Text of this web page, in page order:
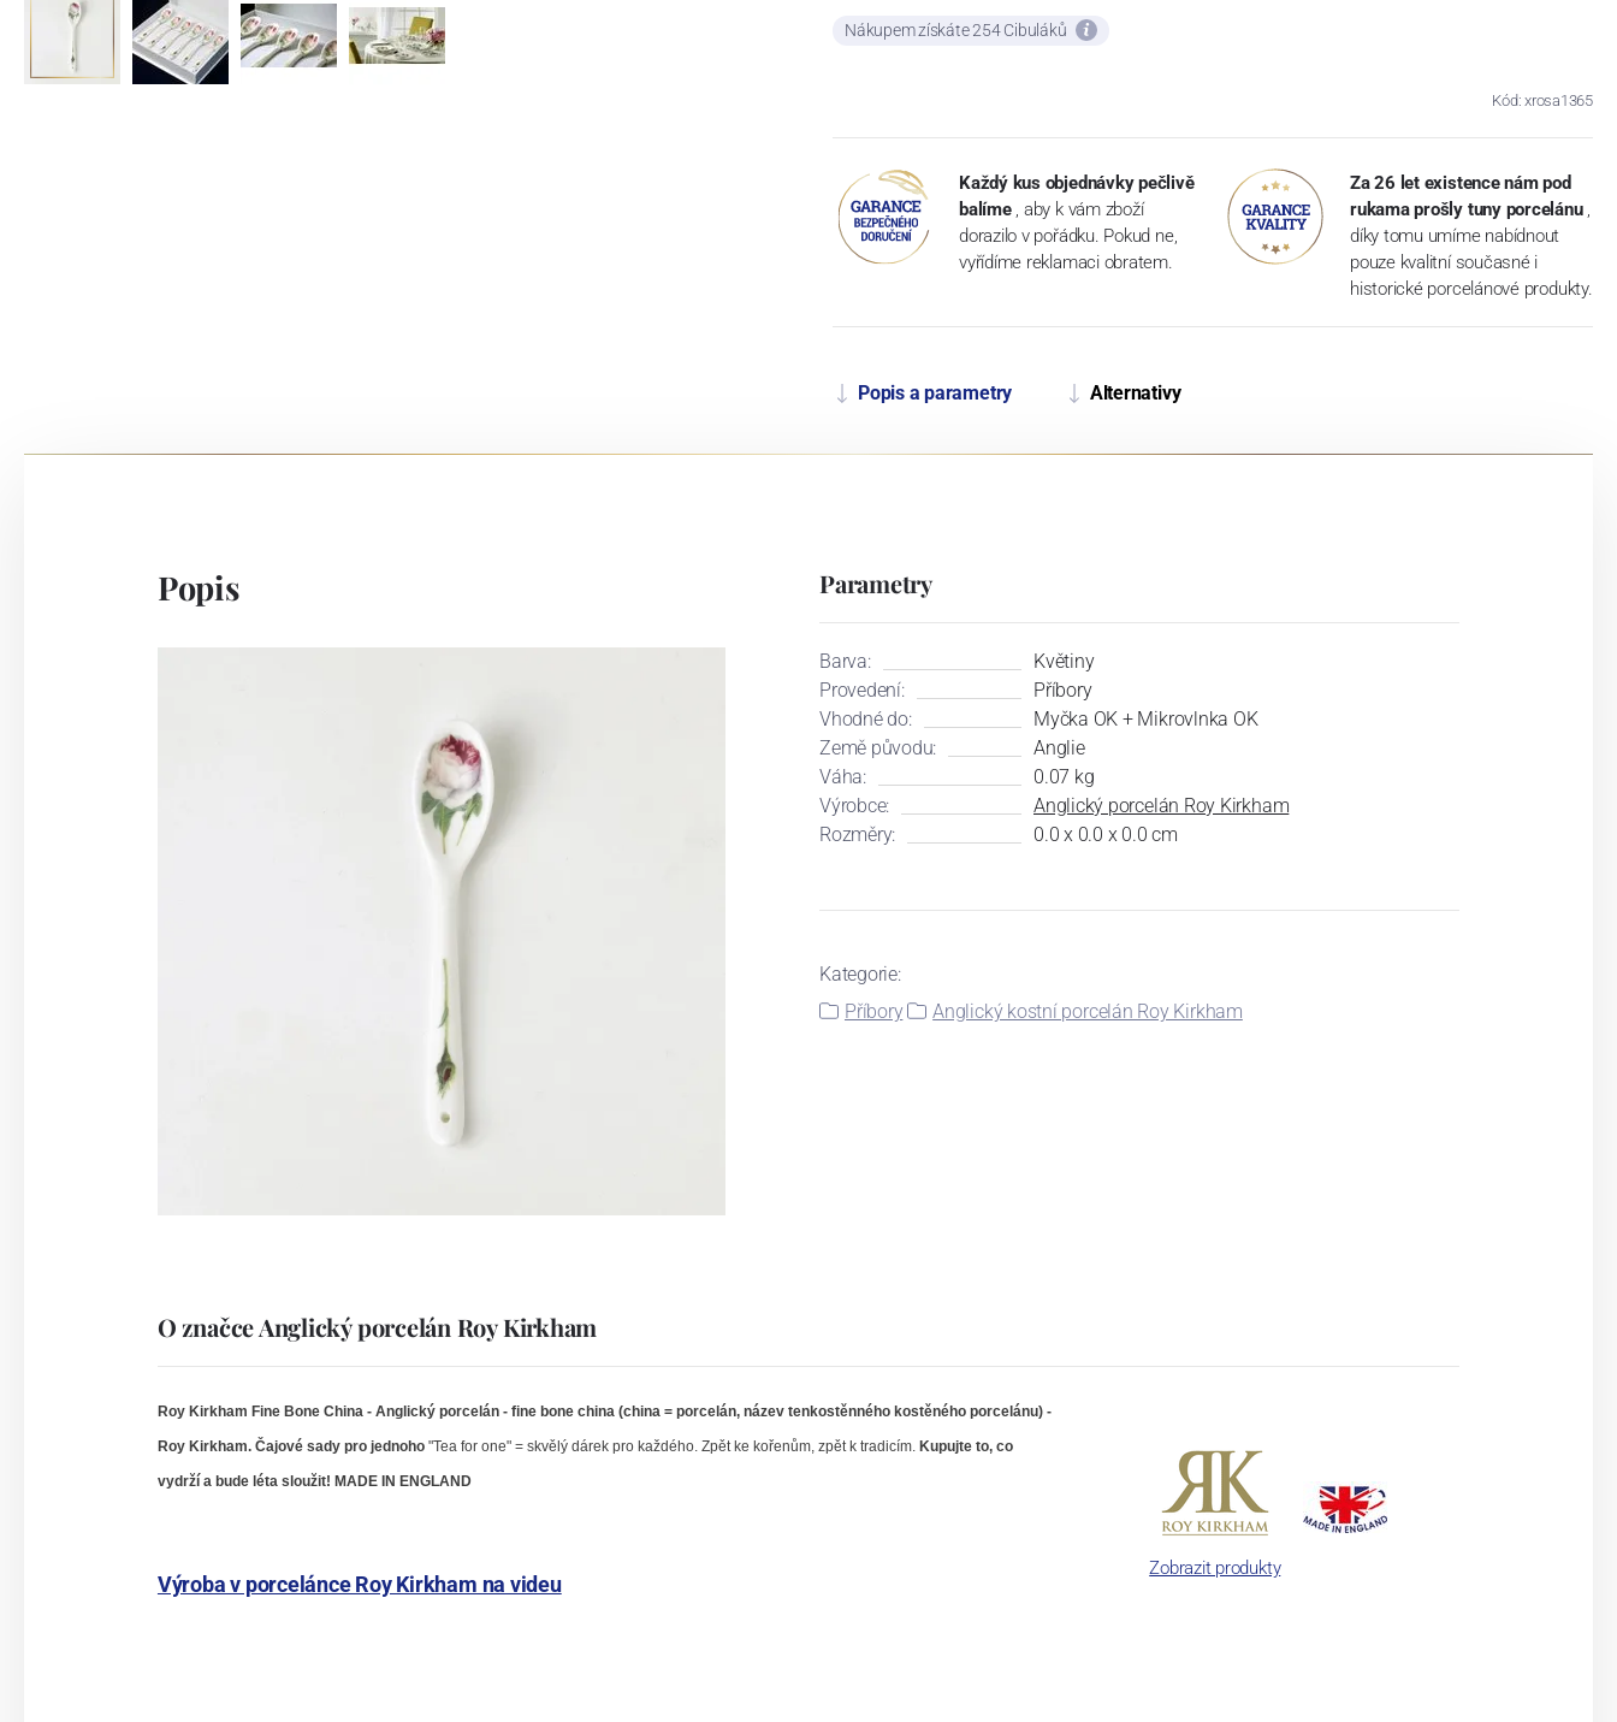
Nákupem získáte 254 Cibuláků
Kód: xrosa1365
Každý kus objednávky pečlivě
balíme , aby k vám zboží
dorazilo v pořádku. Pokud ne,
vyřídíme reklamaci obratem.
Za 26 let existence nám pod
rukama prošly tuny porcelánu ,
díky tomu umíme nabídnout
pouze kvalitní současné i
historické porcelánové produkty.
Popis a parametry Alternativy
Popis Parametry
Barva:
Květiny
Provedení:
Příbory
Vhodné do:
Myčka OK + Mikrovlnka OK
Země původu:
Anglie
Váha:
0.07 kg
Výrobce:
Anglický porcelán Roy Kirkham
Rozměry:
0.0 x 0.0 x 0.0 cm
Kategorie:
Příbory
Anglický kostní porcelán Roy Kirkham
O značce Anglický porcelán Roy Kirkham
Roy Kirkham Fine Bone China - Anglický porcelán - fine bone china (china = porcelán, název tenkostěnného kostěného porcelánu) -
Roy Kirkham. Čajové sady pro jednoho"Tea for one" = skvělý dárek pro každého. Zpět ke kořenům, zpět k tradicím. Kupujte to, co
vydrží a bude léta sloužit! MADE IN ENGLAND
Výroba v porcelánce Roy Kirkham na videu
Zobrazit produkty